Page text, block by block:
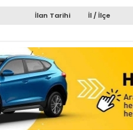
İlan Tarihi İl / İlçe